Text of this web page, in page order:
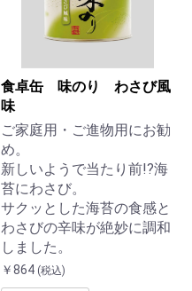
食卓缶 味のり わさび風
味
ご家庭用・ご進物用にお勧
め。
新しいようで当たり前!?海
苔にわさび。
サクッとした海苔の食感と
わさびの辛味が絶妙に調和
しました。
￥864 (税込)